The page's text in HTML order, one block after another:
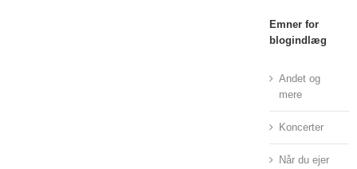
Emner for
blogindlæg
Andet og
mere
Koncerter
Når du ejer